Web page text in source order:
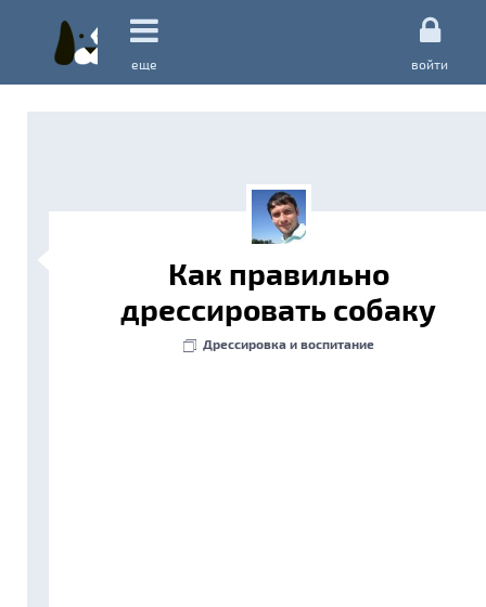
еще войти
Как правильно
дрессировать собаку
Дрессировка и воспитание